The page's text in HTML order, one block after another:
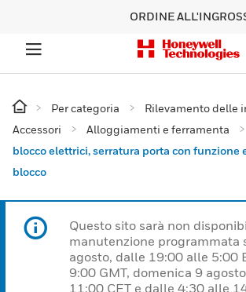
ORDINE
Per categoria
Rilevamento delle
Accessori
Alloggiamenti e ferramenta
blocco elettrici, serratura porta con funzione
blocco
Questo sito sarà non
manutenzione programmata
agosto, dalle 19:00 alle 5:00
9:00 GMT, domenica 9
11:00 CET e dalle 4:30 alle